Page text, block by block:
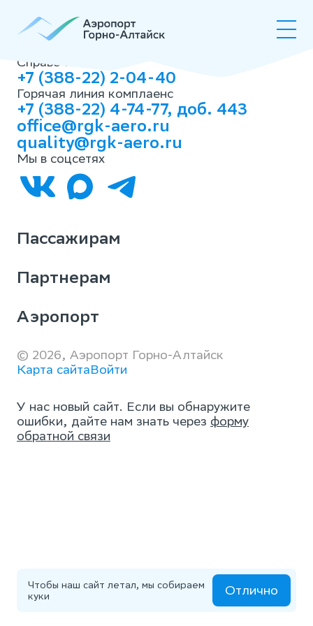
Онлайн-
табло
Справочная
+7 (388-22) 2-04-40
Горячая линия комплаенс
+7 (388-22) 4-74-77, доб. 443
office@rgk-aero.ru
quality@rgk-aero.ru
Мы в соцсетях
Пассажирам
Партнерам
Аэропорт
© 2026, Аэропорт Горно-Алтайск
Карта сайтаВойти
У нас новый сайт. Если вы обнаружите
ошибки, дайте нам знать через форму
обратной связи
Чтобы наш сайт летал, мы собираем
куки
Отлично